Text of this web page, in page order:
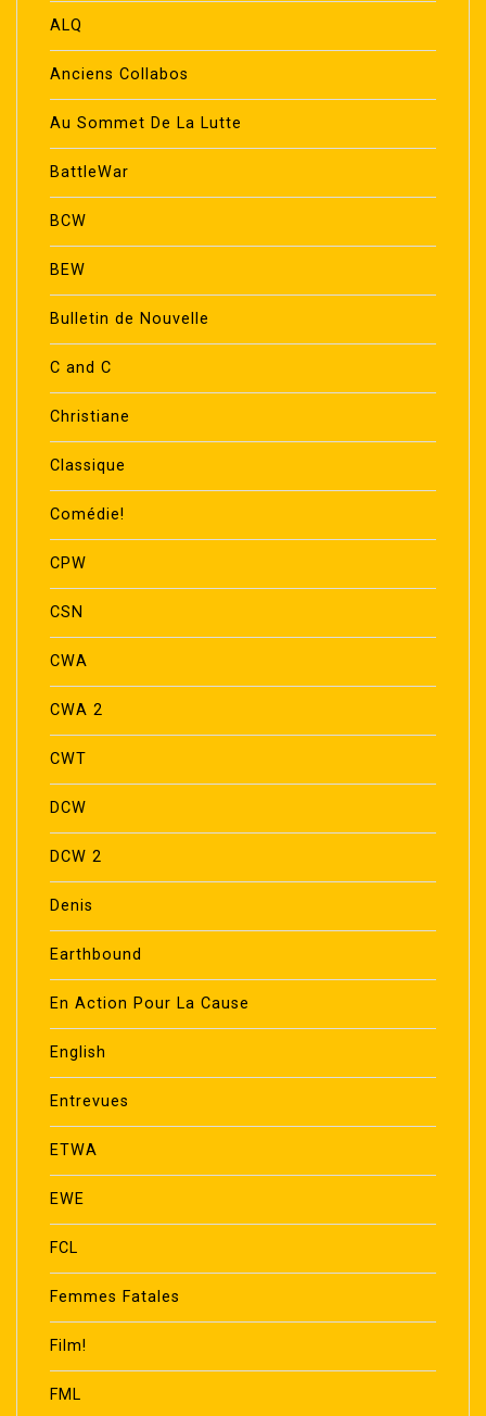
ALQ
Anciens Collabos
Au Sommet De La Lutte
BattleWar
BCW
BEW
Bulletin de Nouvelle
C and C
Christiane
Classique
Comédie!
CPW
CSN
CWA
CWA 2
CWT
DCW
DCW 2
Denis
Earthbound
En Action Pour La Cause
English
Entrevues
ETWA
EWE
FCL
Femmes Fatales
Film!
FML